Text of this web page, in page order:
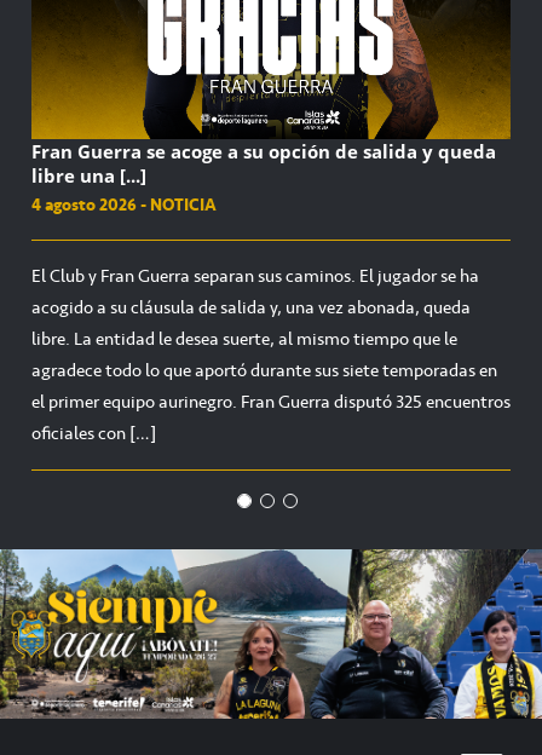
Fran Guerra se acoge a su opción de salida y queda
libre una [...]
4 agosto 2026 - NOTICIA
El Club y Fran Guerra separan sus caminos. El jugador se ha
acogido a su cláusula de salida y, una vez abonada, queda
libre. La entidad le desea suerte, al mismo tiempo que le
agradece todo lo que aportó durante sus siete temporadas en
el primer equipo aurinegro. Fran Guerra disputó 325 encuentros
oficiales con […]
Finalizan los Campus CBC de verano con una amplia
participación
1 agosto 2026 - NOTICIA
Abiertas las inscripciones para las Escuelas CBC
31 julio 2026 - NOTICIA